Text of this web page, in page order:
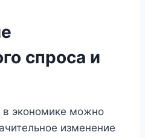
спроса и
в экономике можно
изменение